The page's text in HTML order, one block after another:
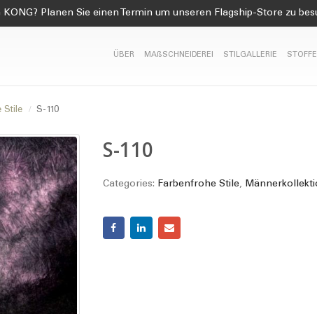
KONG? Planen Sie einen Termin um unseren Flagship-Store zu
ÜBER MAßSCHNEIDEREI STILGALLERIE STOFFE
Stile S-110
S-110
Categories: Farbenfrohe Stile,